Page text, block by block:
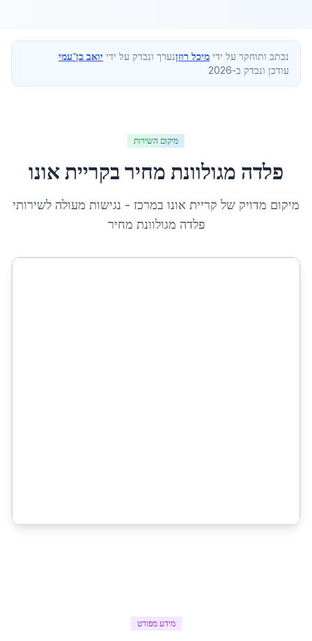
נכתב ותוחקר על ידי מיכל רוזןנערך ונבדק על ידי יואב בן־עמי
עודכן ונבדק ב-2026
מיקום השירות
פלדה מגולוונת מחירבקריית אונו
מיקום מדויק של קריית אונו במרכז - נגישות מעולה לשירותי
פלדה מגולוונת מחיר
מידע מפורט